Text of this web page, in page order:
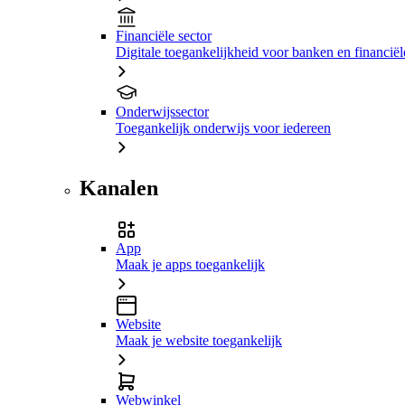
Financiële sector
Digitale toegankelijkheid voor banken en
Onderwijssector
Toegankelijk onderwijs voor iedereen
Kanalen
App
Maak je apps toegankelijk
Website
Maak je website toegankelijk
Webwinkel